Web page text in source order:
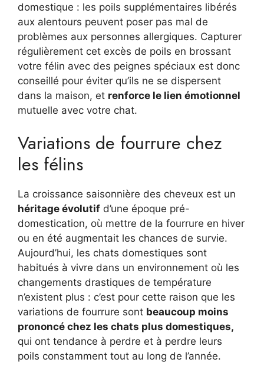
domestique : les poils supplémentaires libérés
aux alentours peuvent poser pas mal de
problèmes aux personnes allergiques. Capturer
régulièrement cet excès de poils en brossant
votre félin avec des peignes spéciaux est donc
conseillé pour éviter qu’ils ne se dispersent
dans la maison, et renforce le lien émotionnel
mutuelle avec votre chat.
Variations de fourrure chez
les félins
La croissance saisonnière des cheveux est un
héritage évolutif d’une époque pré-
domestication, où mettre de la fourrure en hiver
ou en été augmentait les chances de survie.
Aujourd’hui, les chats domestiques sont
habitués à vivre dans un environnement où les
changements drastiques de température
n’existent plus : c’est pour cette raison que les
variations de fourrure sont beaucoup moins
prononcé chez les chats plus domestiques,
qui ont tendance à perdre et à perdre leurs
poils constamment tout au long de l’année.